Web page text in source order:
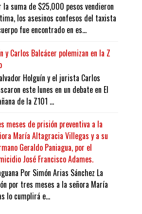
la suma de $25,000 pesos vendieron
los asesinos confesos del taxista
fue encontrado en es...
y Carlos Balcácer polemizan en la Z
Holguín y el jurista Carlos
este lunes en un debate en El
de la Z101 ...
meses de prisión preventiva a la
María Altagracia Villegas y a su
Geraldo Paniagua, por el
José Francisco Adames.
Por Simón Arias Sánchez La
por tres meses a la señora María
lo cumplirá e...